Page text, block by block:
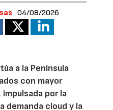
04/08/2026
a la Península
con mayor
por la
demanda cloud y la